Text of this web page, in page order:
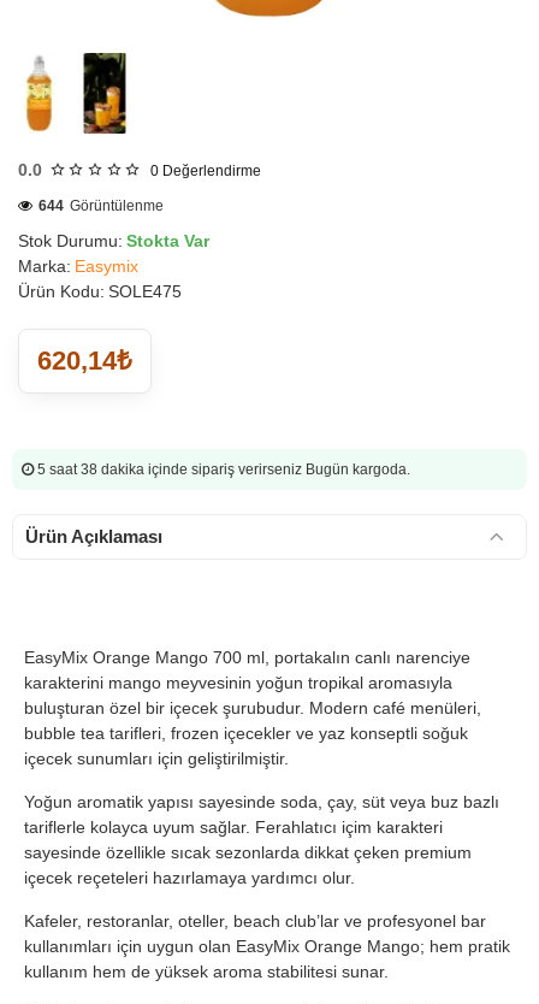
GÖNDERİ
0.0 0 Değerlendirme
Stok Durumu: Stokta Var
Marka: Easymix
Ürün Kodu: SOLE475
644 Görüntülenme
620,14₺
5 saat 38 dakika içinde sipariş verirseniz Bugün kargoda.
Ürün Açıklaması
EasyMix Orange Mango 700 ml, portakalın canlı narenciye
karakterini mango meyvesinin yoğun tropikal aromasıyla
buluşturan özel bir içecek şurubudur. Modern café menüleri,
bubble tea tarifleri, frozen içecekler ve yaz konseptli soğuk
içecek sunumları için geliştirilmiştir.
Yoğun aromatik yapısı sayesinde soda, çay, süt veya buz bazlı
tariflerle kolayca uyum sağlar. Ferahlatıcı içim karakteri
sayesinde özellikle sıcak sezonlarda dikkat çeken premium
içecek reçeteleri hazırlamaya yardımcı olur.
Kafeler, restoranlar, oteller, beach club’lar ve profesyonel bar
kullanımları için uygun olan EasyMix Orange Mango; hem pratik
kullanım hem de yüksek aroma stabilitesi sunar.